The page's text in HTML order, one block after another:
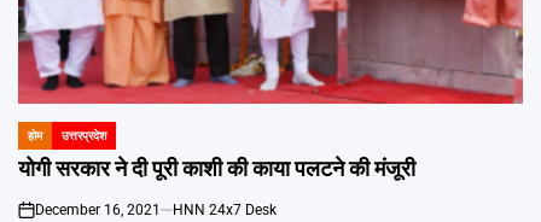
POSTED
IN
होम उत्तरप्रदेश
योगी सरकार ने दी पूरी काशी की काया पलटने की मंजूरी
December 16, 2021 HNN 24x7 Desk